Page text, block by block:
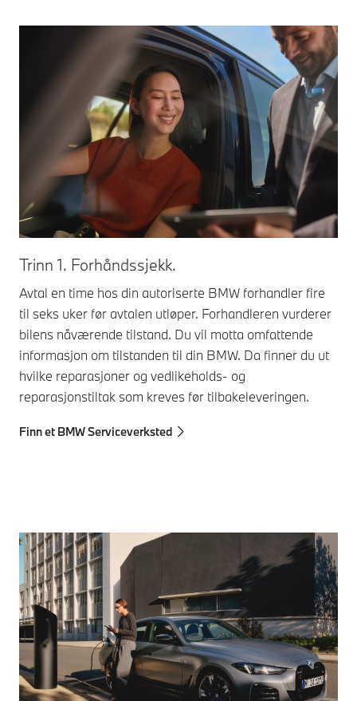
Trinn 1. Forhåndssjekk.
Avtal en time hos din autoriserte BMW forhandler fire
til seks uker før avtalen utløper. Forhandleren vurderer
bilens nåværende tilstand. Du vil motta omfattende
informasjon om tilstanden til din BMW. Da finner du ut
hvilke reparasjoner og vedlikeholds- og
reparasjonstiltak som kreves før tilbakeleveringen.
Finn et BMW Serviceverksted